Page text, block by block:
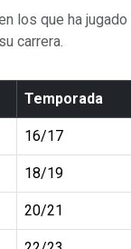
los que ha jugado
carrera.
Temporada
16/17
18/19
20/21